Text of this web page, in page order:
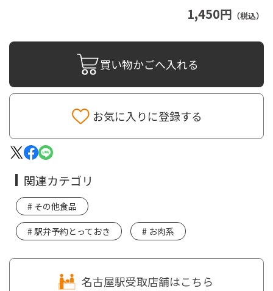
1,450円 （税込）
買い物かごへ入れる
お気に入りに登録する
名古屋駅受取店舗はこちら
関連カテゴリ
その他食品
駅弁予約とっておき お肉系